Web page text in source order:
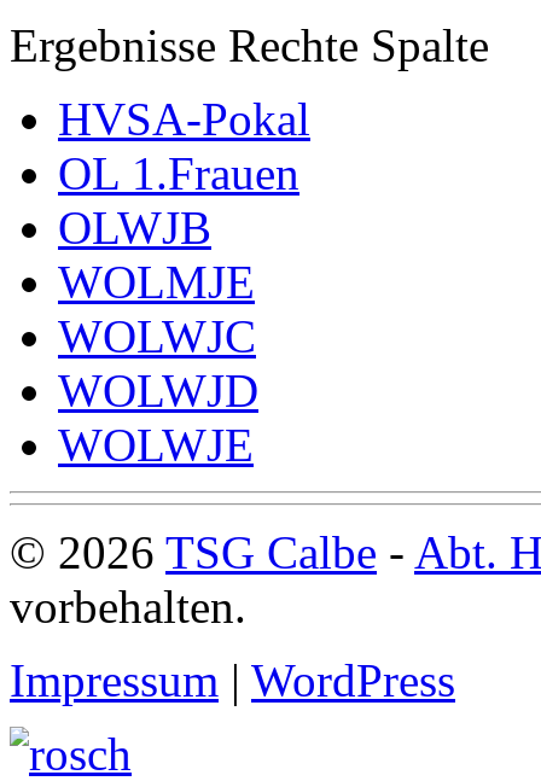
Ergebnisse Rechte Spalte
HVSA-Pokal
OL 1.Frauen
OLWJB
WOLMJE
WOLWJC
WOLWJD
WOLWJE
© 2026 TSG Calbe - Abt.
vorbehalten.
Impressum | WordPress